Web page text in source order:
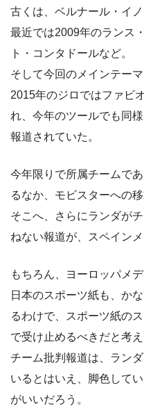
古くは、ベルナール・イ
最近では2009年のランス
ト・コンタドールなど。
そして今回のメインテー
2015年のジロではファビ
れ、今年のツールでも同
報道されていた。
今年限りで所属チームで
るなか、モビスターへの移
そこへ、さらにランダが
ねない報道が、スペイン
もちろん、ヨーロッパメ
日本のスポーツ紙も、か
るわけで、スポーツ紙の
で受け止めるべきだと考え
チーム批判報道は、ラン
いるとはいえ、脚色して
がいいだろう。